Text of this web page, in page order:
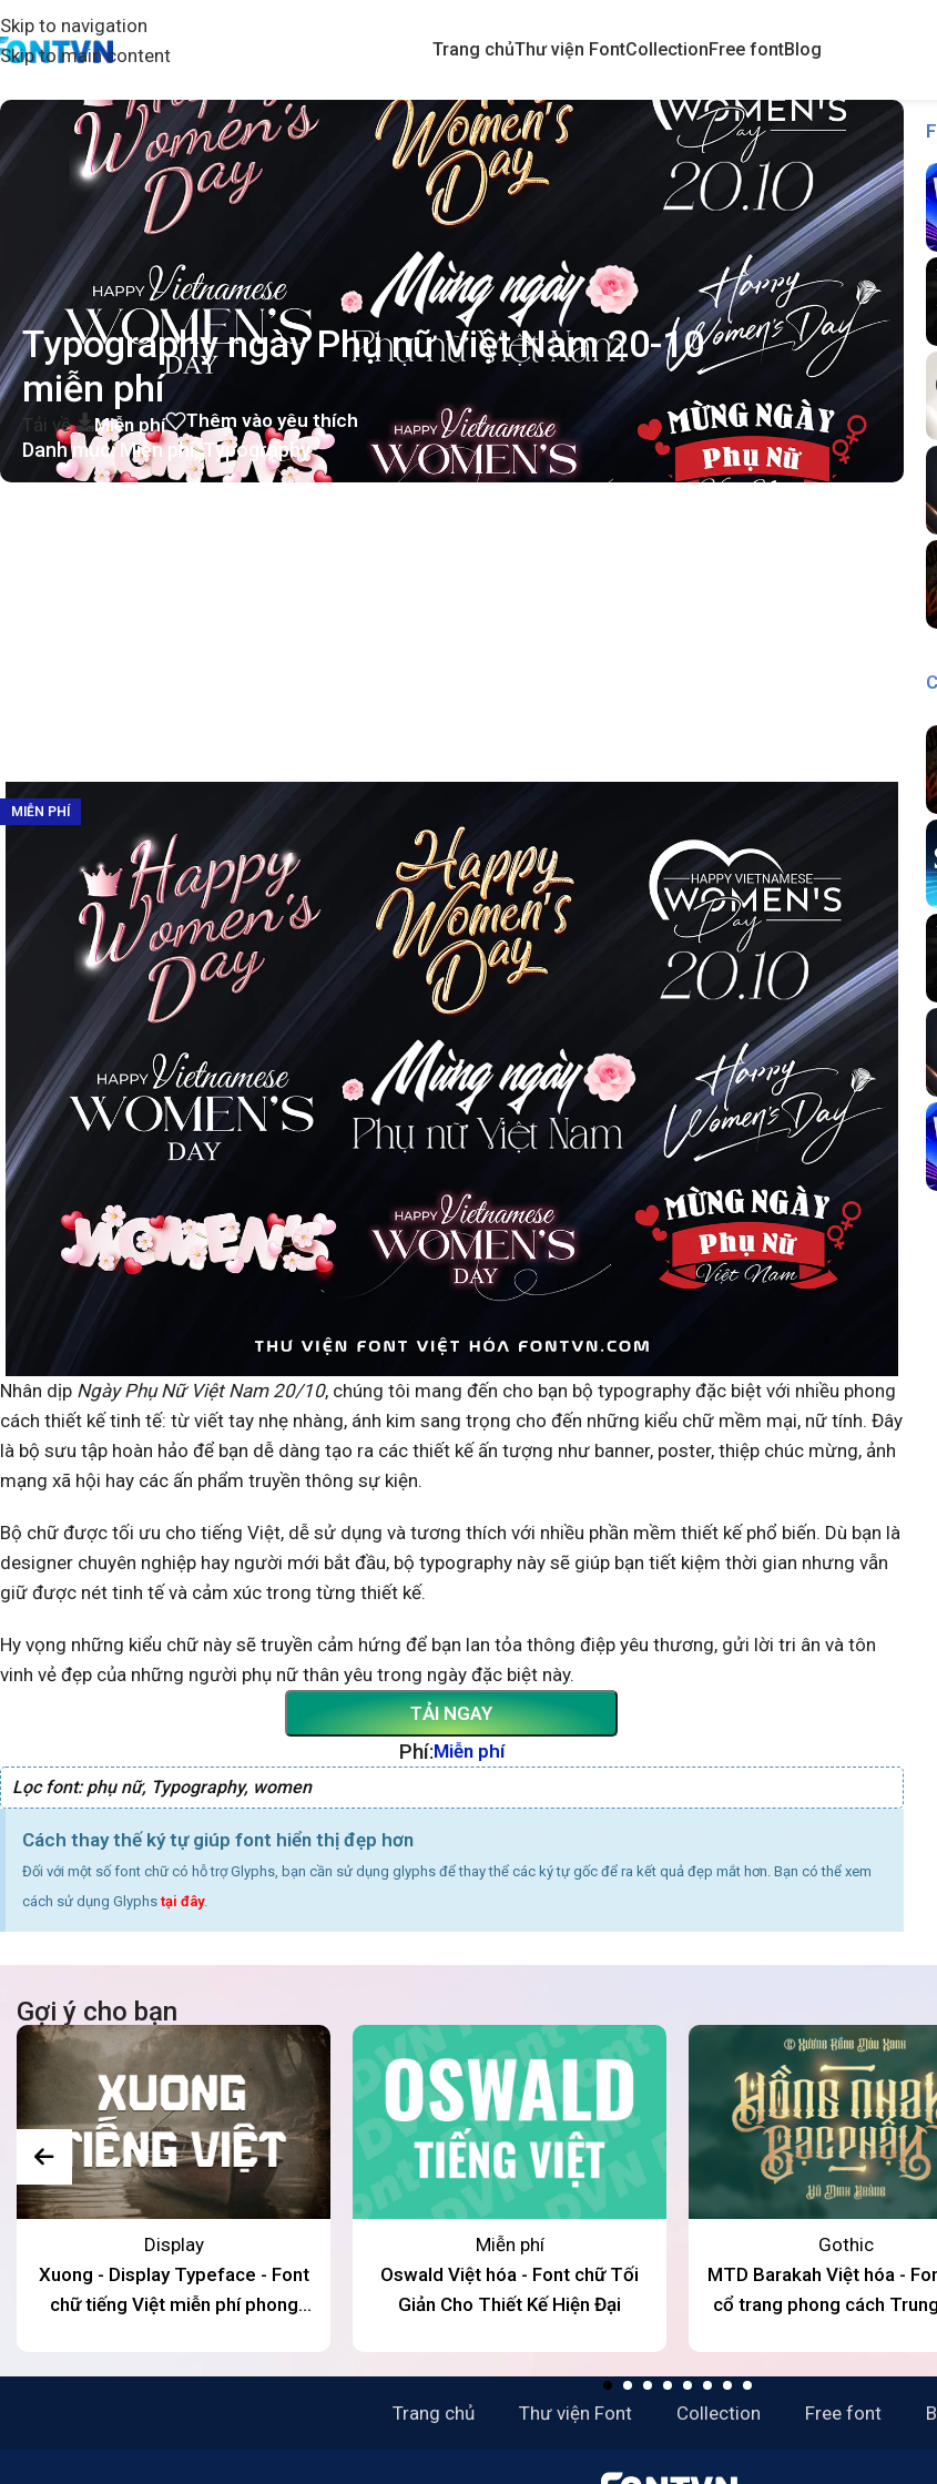
Skip to navigation
Skip to main content
Trang chủThư viện FontCollectionFree fontBlog
Typography ngày Phụ nữ Việt Nam 20-10
miễn phí
Tải về Miễn phí Thêm vào yêu thích
Danh mục:Miễn phí,Typography
MIỄN PHÍ
Nhân dịp Ngày Phụ Nữ Việt Nam 20/10, chúng tôi mang đến cho bạn bộ typography đặc biệt với nhiều phong
cách thiết kế tinh tế: từ viết tay nhẹ nhàng, ánh kim sang trọng cho đến những kiểu chữ mềm mại, nữ tính. Đây
là bộ sưu tập hoàn hảo để bạn dễ dàng tạo ra các thiết kế ấn tượng như banner, poster, thiệp chúc mừng, ảnh
mạng xã hội hay các ấn phẩm truyền thông sự kiện.
Bộ chữ được tối ưu cho tiếng Việt, dễ sử dụng và tương thích với nhiều phần mềm thiết kế phổ biến. Dù bạn là
designer chuyên nghiệp hay người mới bắt đầu, bộ typography này sẽ giúp bạn tiết kiệm thời gian nhưng vẫn
giữ được nét tinh tế và cảm xúc trong từng thiết kế.
Hy vọng những kiểu chữ này sẽ truyền cảm hứng để bạn lan tỏa thông điệp yêu thương, gửi lời tri ân và tôn
vinh vẻ đẹp của những người phụ nữ thân yêu trong ngày đặc biệt này.
TẢI NGAY
Phí:Miễn phí
Lọc font: phụ nữ, Typography, women
Cách thay thế ký tự giúp font hiển thị đẹp hơn
Đối với một số font chữ có hỗ trợ Glyphs, bạn cần sử dụng glyphs để thay thể các ký tự gốc để ra kết quả đẹp mắt hơn. Bạn có thể xem
cách sử dụng Glyphs tại đây.
Gợi ý cho bạn
Display
Xuong - Display Typeface - Font
chữ tiếng Việt miễn phí phong
Miễn phí
Oswald Việt hóa - Font chữ Tối
Giản Cho Thiết Kế Hiện Đại
Gothic
MTD Barakah Việt hóa -
cổ trang phong cách
Trang chủ Thư viện Font Collection Free font